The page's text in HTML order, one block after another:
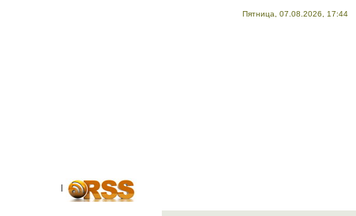
Пятница, 07.08.2026, 17:44
|